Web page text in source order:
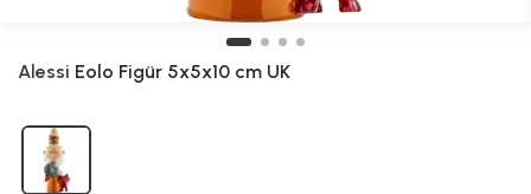
Alessi Eolo Figür 5x5x10 cm UK